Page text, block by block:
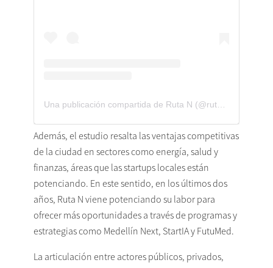
Además, el estudio resalta las ventajas competitivas
de la ciudad en sectores como energía, salud y
finanzas, áreas que las startups locales están
potenciando. En este sentido, en los últimos dos
años, Ruta N viene potenciando su labor para
ofrecer más oportunidades a través de programas y
estrategias como Medellín Next, StartIA y FutuMed.
La articulación entre actores públicos, privados,